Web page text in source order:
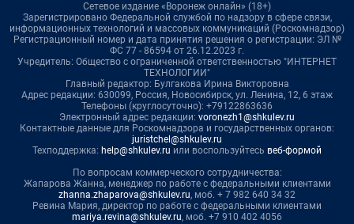
Сетевое издание «Воронеж онлайн» (18+)
Зарегистрировано Федеральной службой по надзору в сфере связи,
информационных технологий и массовых коммуникаций (Роскомнадзор)
Регистрационный номер и дата принятия решения о регистрации: ЭЛ №
ФС 77 - 86594 от 26.12.2023 г.
Учредитель: Общество с ограниченной ответственностью "ИНТЕРНЕТ
ТЕХНОЛОГИИ"
Главный редактор: Булгакова Ирина Викторовна
Адрес редакции: 630099, Россия, Новосибирск, ул. Ленина, 12, 6 этаж
Телефоны (круглосуточно): +79122863636
Электронный адрес редакции: voronezh1@shkulev.ru
Контактные данные для Роскомнадзора и государственных органов:
juristchel@shkulev.ru
Техподдержка: help@shkulev.ru или воспользуйтесь веб-формой
По вопросам коммерческого сотрудничества:
Жапарова Жанна, менеджер по работе с федеральными клиентами
zhanna.zhaparova@shkulev.ru, моб. + 7 982 640 34 32
Ревина Мария, директор по работе с федеральными клиентами
mariya.revina@shkulev.ru, моб. +7 910 402 4056